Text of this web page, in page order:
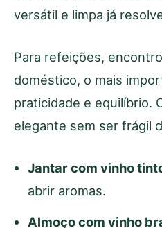
versátil e limpa já
Para refeições,
doméstico, o mais
praticidade e equilíbrio.
elegante sem ser frágil
Jantar com vinho
abrir aromas.
Almoço com vinho